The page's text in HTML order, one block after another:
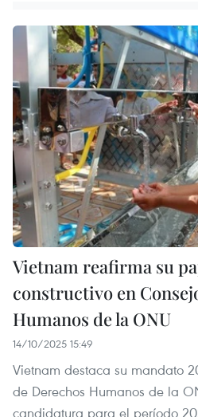
Vietnam reafirma su
constructivo en
Humanos de la ONU
14/10/2025 15:49
Vietnam destaca su mandato
de Derechos Humanos de la
candidatura para el período